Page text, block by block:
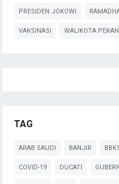
PRESIDEN JOKOWI
VAKSINASI WALIKOTA
TAG
ARAB SAUDI BANJIR
COVID-19 DUCATI